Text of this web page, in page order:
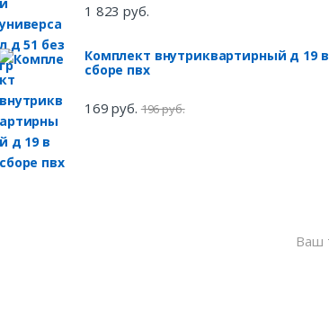
1 823 руб.
Комплект внутриквартирный д 19 в
сборе пвх
169 руб. 196 руб.